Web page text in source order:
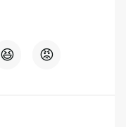
😆 😡